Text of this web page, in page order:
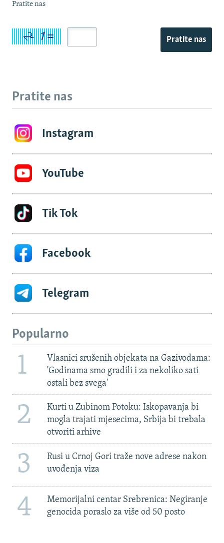
Pratite nas
Pratite nas
Pratite nas
Instagram
YouTube
Tik Tok
Facebook
Telegram
Popularno
1
Vlasnici srušenih objekata na Gazivodama:
'Godinama smo gradili i za nekoliko sati
ostali bez svega'
2
Kurti u Zubinom Potoku: Iskopavanja bi
mogla trajati mjesecima, Srbija bi trebala
otvoriti arhive
3
Rusi u Crnoj Gori traže nove adrese nakon
uvođenja viza
4
Memorijalni centar Srebrenica: Negiranje
genocida poraslo za više od 50 posto